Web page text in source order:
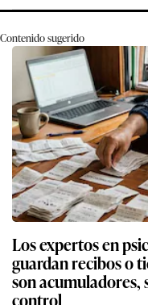
Contenido sugerido
Los expertos en
guardan recibos o
son acumuladores,
control